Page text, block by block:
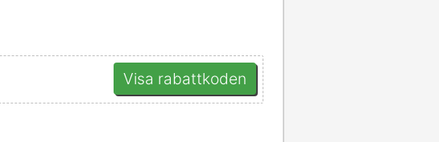
Visa rabattkoden